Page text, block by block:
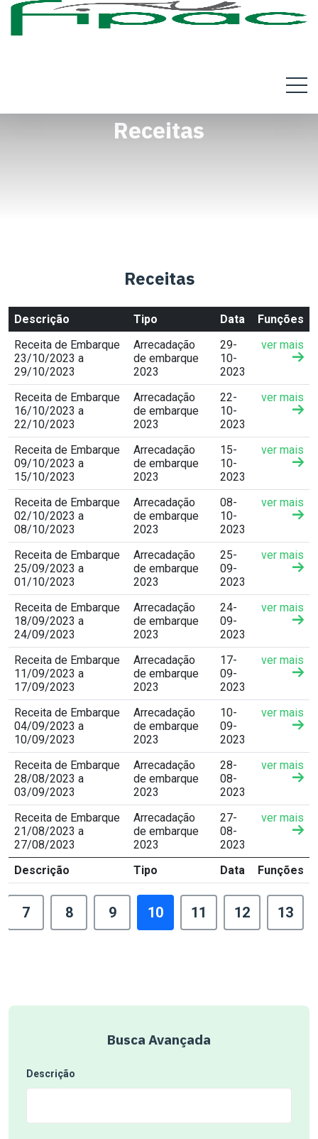
Receitas
Busca Avançada
Descrição
Receitas
Descrição Tipo Data
Funções
Receita de Embarque
23/10/2023 a
29/10/2023
Arrecadação
de embarque
2023
29-
10-
2023
ver mais
Receita de Embarque
16/10/2023 a
22/10/2023
Arrecadação
de embarque
2023
22-
10-
2023
ver mais
Receita de Embarque
09/10/2023 a
15/10/2023
Arrecadação
de embarque
2023
15-
10-
2023
ver mais
Receita de Embarque
02/10/2023 a
08/10/2023
Arrecadação
de embarque
2023
08-
10-
2023
ver mais
Receita de Embarque
25/09/2023 a
01/10/2023
Arrecadação
de embarque
2023
25-
09-
2023
ver mais
Receita de Embarque
18/09/2023 a
24/09/2023
Arrecadação
de embarque
2023
24-
09-
2023
ver mais
Receita de Embarque
11/09/2023 a
17/09/2023
Arrecadação
de embarque
2023
17-
09-
2023
ver mais
Receita de Embarque
04/09/2023 a
10/09/2023
Arrecadação
de embarque
2023
10-
09-
2023
ver mais
Receita de Embarque
28/08/2023 a
03/09/2023
Arrecadação
de embarque
2023
28-
08-
2023
ver mais
Receita de Embarque
21/08/2023 a
27/08/2023
Arrecadação
de embarque
2023
27-
08-
2023
ver mais
Descrição Tipo Data Funções
7 8 9 10 11 12 13